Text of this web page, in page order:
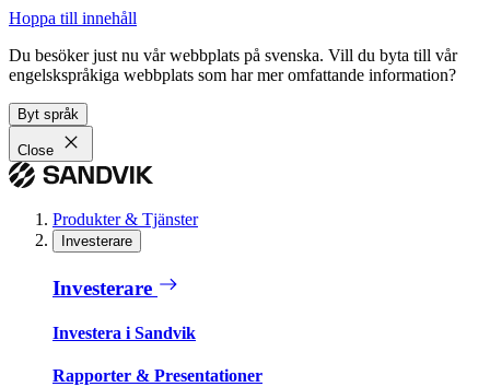
Hoppa till innehåll
Du besöker just nu vår webbplats på svenska. Vill du byta till vår
engelskspråkiga webbplats som har mer omfattande information?
Byt språk
Close
Produkter & Tjänster
Investerare
Investerare
Investera i Sandvik
Rapporter & Presentationer